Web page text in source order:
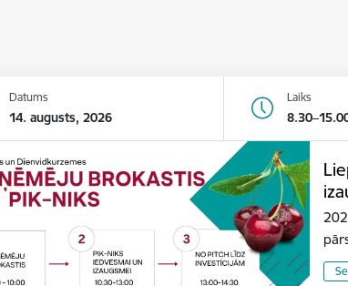
Datums
14. augusts, 2026
Laiks